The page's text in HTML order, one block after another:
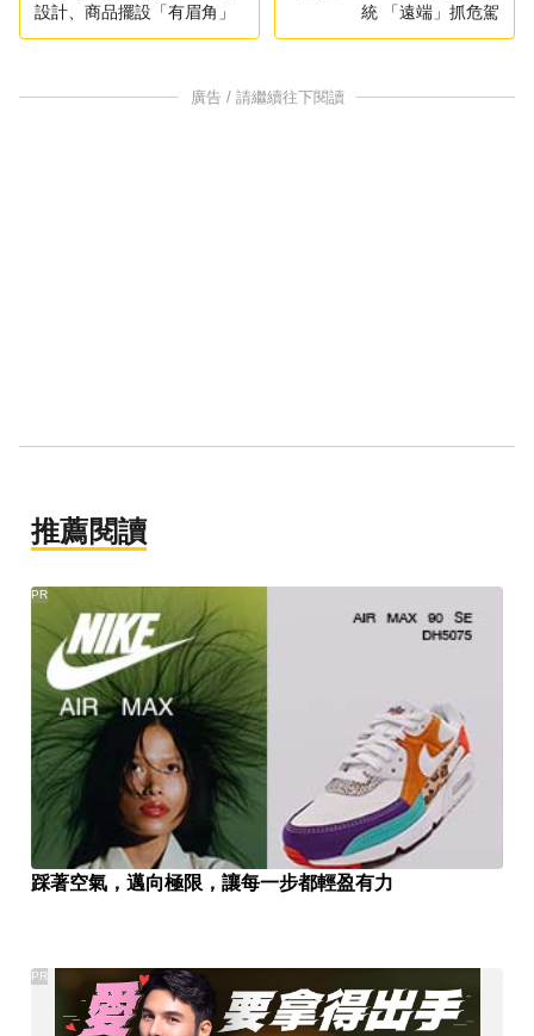
設計、商品擺設「有眉角」
統 「遠端」抓危駕
廣告 / 請繼續往下閱讀
推薦閱讀
踩著空氣，邁向極限，讓每一步都輕盈有力
PR
PR